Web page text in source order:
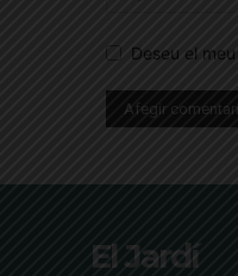
Deseu el
El Jardí